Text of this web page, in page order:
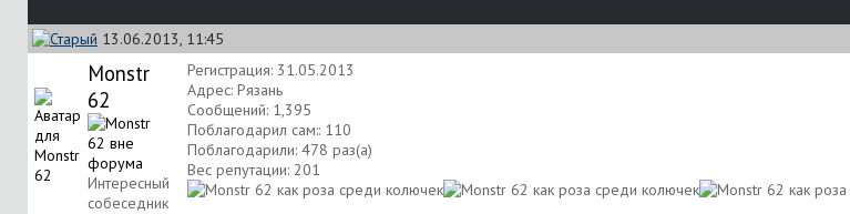
13.06.2013, 11:45
Monstr
62
Интересный
собеседник
Регистрация: 31.05.2013
Адрес: Рязань
Сообщений: 1,395
Поблагодарил сам:: 110
Поблагодарили: 478 раз(а)
Вес репутации: 201